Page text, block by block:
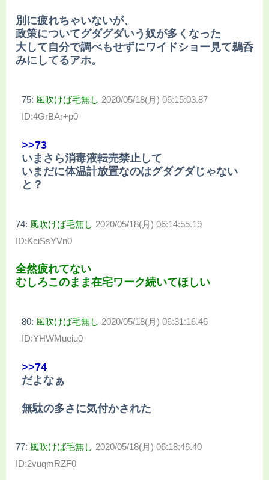
別に疲れちゃいないが、
政策についてグダグダいう奴が多くなった
大して自分で調べもせずにワイドショー見て鵜呑
みにしてるアホ。
75: 風吹けば毛無し 2020/05/18(月) 06:15:03.87
ID:4GrBAr+p0
>>73
いまさら消毒液転売禁止して
いまだに体温計放置なのはグダグダじゃない
と？
74: 風吹けば毛無し 2020/05/18(月) 06:14:55.19
ID:KciSsYVn0
全然疲れてない
むしろこのまま在宅ワーク続いてほしい
80: 風吹けば毛無し 2020/05/18(月) 06:31:16.46
ID:YHWMueiu0
>>74
だよなぁ
無駄の多さに気付かされた
77: 風吹けば毛無し 2020/05/18(月) 06:18:46.40
ID:2vuqmRZF0